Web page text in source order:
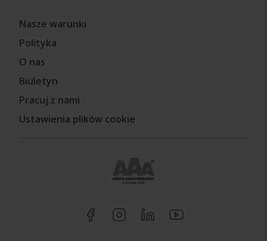
Nasze warunki
Polityka
O nas
Biuletyn
Pracuj z nami
Ustawienia plików cookie